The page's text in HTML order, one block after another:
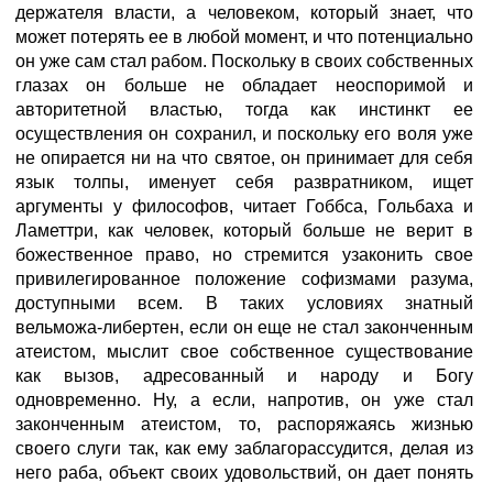
держателя власти, а человеком, который знает, что
может потерять ее в любой момент, и что потенциально
он уже сам стал рабом. Поскольку в своих собственных
глазах он больше не обладает неоспоримой и
авторитетной властью, тогда как инстинкт ее
осуществления он сохранил, и поскольку его воля уже
не опирается ни на что святое, он принимает для себя
язык толпы, именует себя развратником, ищет
аргументы у философов, читает Гоббса, Гольбаха и
Ламеттри, как человек, который больше не верит в
божественное право, но стремится узаконить свое
привилегированное положение софизмами разума,
доступными всем. В таких условиях знатный
вельможа-либертен, если он еще не стал законченным
атеистом, мыслит свое собственное существование
как вызов, адресованный и народу и Богу
одновременно. Ну, а если, напротив, он уже стал
законченным атеистом, то, распоряжаясь жизнью
своего слуги так, как ему заблагорассудится, делая из
него раба, объект своих удовольствий, он дает понять